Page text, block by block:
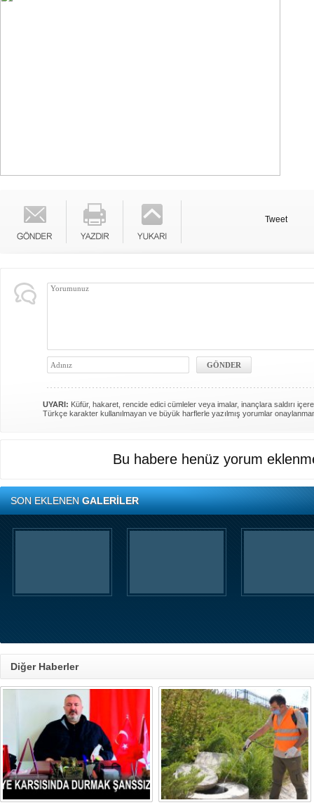
Tweet
UYARI: Küfür, hakaret, rencide edici cümleler veya imalar, inançlara saldırı
Türkçe karakter kullanılmayan ve büyük harflerle yazılmış yorumlar
Bu habere henüz yorum
SON EKLENENGALERİLER
Diğer Haberler